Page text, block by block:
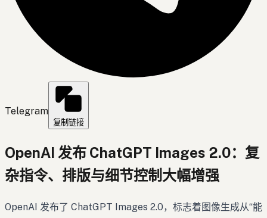
Telegram
复制链接
OpenAI 发布 ChatGPT Images 2.0：复
杂指令、排版与细节控制大幅增强
OpenAI 发布了 ChatGPT Images 2.0，标志着图像生成从“能